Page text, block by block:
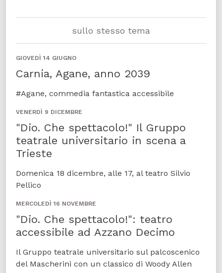
sullo stesso tema
GIOVEDÌ 14 GIUGNO
Carnia, Agane, anno 2039
#Agane, commedia fantastica accessibile
VENERDÌ 9 DICEMBRE
"Dio. Che spettacolo!" Il Gruppo
teatrale universitario in scena a
Trieste
Domenica 18 dicembre, alle 17, al teatro Silvio
Pellico
MERCOLEDÌ 16 NOVEMBRE
"Dio. Che spettacolo!": teatro
accessibile ad Azzano Decimo
Il Gruppo teatrale universitario sul palcoscenico
del Mascherini con un classico di Woody Allen